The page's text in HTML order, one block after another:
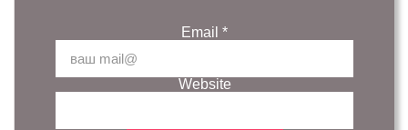
Email *
Website